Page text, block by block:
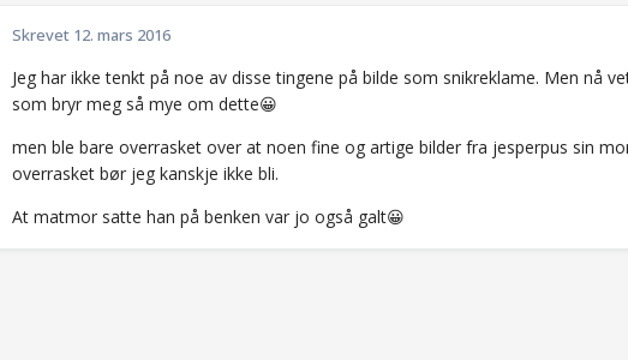
Skrevet 12. mars 2016
Jeg har ikke tenkt på noe av disse tingene på bilde som snikreklame. Men nå
som bryr meg så mye om dette😀
men ble bare overrasket over at noen fine og artige bilder fra jesperpus sin
overrasket bør jeg kanskje ikke bli.
At matmor satte han på benken var jo også galt😀